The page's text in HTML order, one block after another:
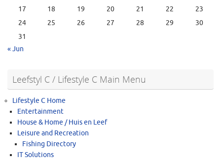
17
18 19 20 21 22
23
24
25 26 27 28 29
30
31
« Jun
Leefstyl C / Lifestyle C Main Menu
Lifestyle C Home
Entertainment
House & Home / Huis en Leef
Leisure and Recreation
Fishing Directory
IT Solutions